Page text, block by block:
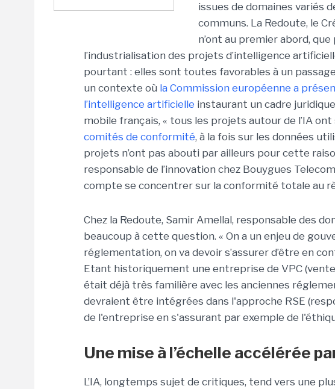
issues de domaines variés
communs. La Redoute, le
n’ont au premier abord,
l’industrialisation des projets d’intelligence
pourtant : elles sont toutes favorables à un
un contexte où la Commission européenne a
l’intelligence artificielle instaurant un cadre
mobile français, « tous les projets autour de l’IA
comités de conformité, à la fois sur les données
projets n’ont pas abouti par ailleurs pour cette
responsable de l’innovation chez Bouygues
compte se concentrer sur la conformité totale au
Chez la Redoute, Samir Amellal, responsable des
beaucoup à cette question. « On a un enjeu de
réglementation, on va devoir s’assurer d’être en
Etant historiquement une entreprise de VPC
était déjà très familière avec les anciennes
devraient être intégrées dans l'approche RSE
de l'entreprise en s'assurant par exemple de
Une mise à l’échelle accélérée
L’IA, longtemps sujet de critiques, tend vers une